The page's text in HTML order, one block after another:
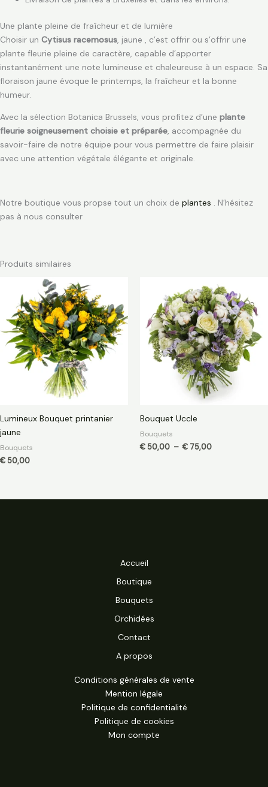
Une plante pleine de fraîcheur et de lumière
Choisir un Cytisus racemosus, jaune , c’est offrir ou s’offrir une
plante fleurie pleine de caractère, capable d’apporter
instantanément une note lumineuse et chaleureuse à un espace. Sa
floraison jaune évoque le printemps, la fraîcheur et la bonne
humeur.
Avec la sélection Botanica Brussels, vous profitez d’une plante
fleurie soigneusement choisie et préparée, accompagnée du
savoir-faire de notre équipe pour vous permettre de faire plaisir
avec une attention végétale élégante et originale.
Notre boutique vous propse tout un choix de plantes . N’hésitez
pas à nous consulter
Produits similaires
Lumineux Bouquet printanier
jaune
Bouquets
€ 50,00
Bouquet Uccle
Bouquets
€ 50,00 – € 75,00
de
prix :
€ 50,00
à
€ 75,00
Accueil
Boutique
Bouquets
Orchidées
Contact
A propos
Conditions générales de vente
Mention légale
Politique de confidentialité
Politique de cookies
Mon compte